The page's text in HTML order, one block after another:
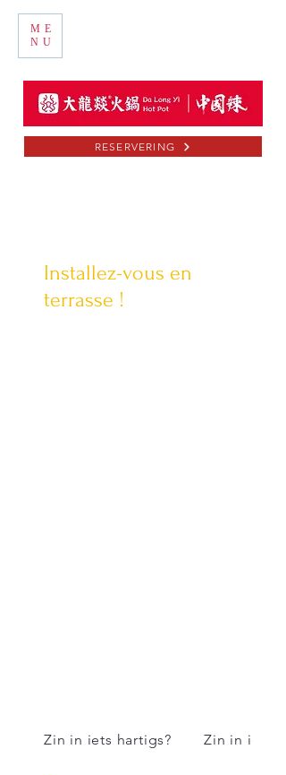
ME
NU
RESERVERING
Installez-vous en
terrasse !
Zin in iets hartigs? Zin in iets